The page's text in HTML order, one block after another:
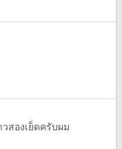
สองเย็ดครับผม